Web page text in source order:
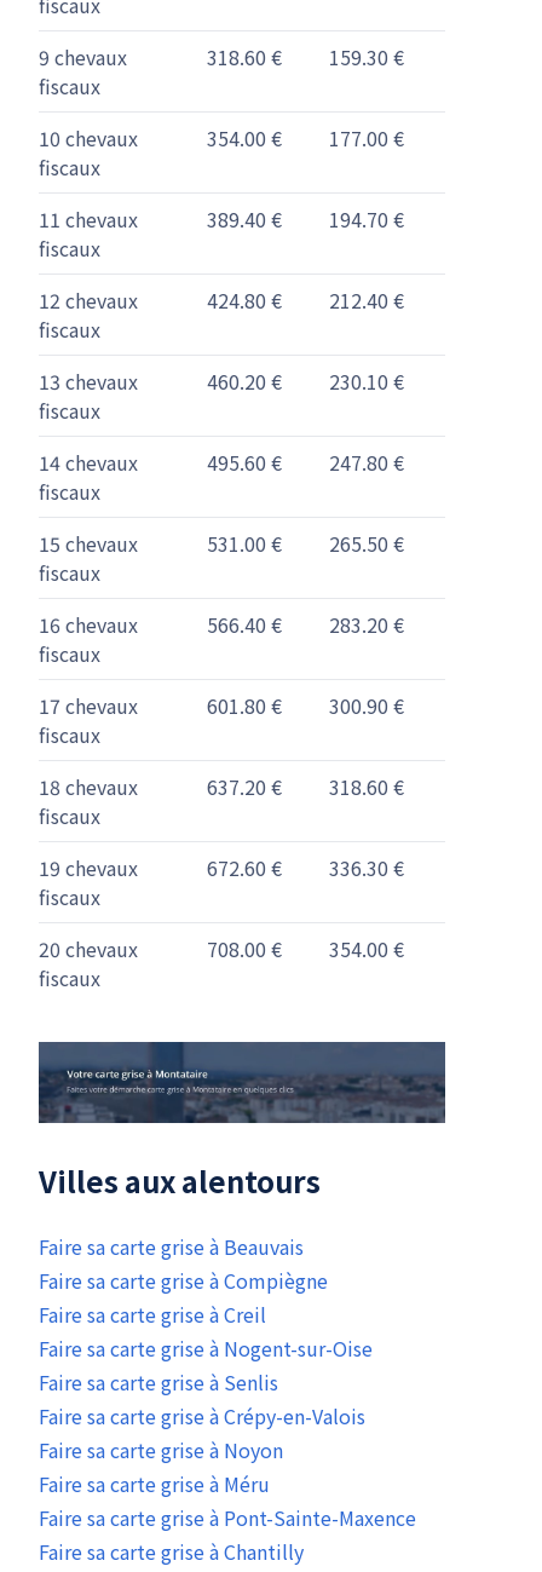
9 chevaux
fiscaux
318.60 € 159.30 €
10 chevaux
fiscaux
354.00 € 177.00 €
11 chevaux
fiscaux
389.40 € 194.70 €
12 chevaux
fiscaux
424.80 € 212.40 €
13 chevaux
fiscaux
460.20 € 230.10 €
14 chevaux
fiscaux
495.60 € 247.80 €
15 chevaux
fiscaux
531.00 € 265.50 €
16 chevaux
fiscaux
566.40 € 283.20 €
17 chevaux
fiscaux
601.80 € 300.90 €
18 chevaux
fiscaux
637.20 € 318.60 €
19 chevaux
fiscaux
672.60 € 336.30 €
20 chevaux
fiscaux
708.00 € 354.00 €
Villes aux alentours
Faire sa carte grise à Beauvais
Faire sa carte grise à Compiègne
Faire sa carte grise à Creil
Faire sa carte grise à Nogent-sur-Oise
Faire sa carte grise à Senlis
Faire sa carte grise à Crépy-en-Valois
Faire sa carte grise à Noyon
Faire sa carte grise à Méru
Faire sa carte grise à Pont-Sainte-Maxence
Faire sa carte grise à Chantilly